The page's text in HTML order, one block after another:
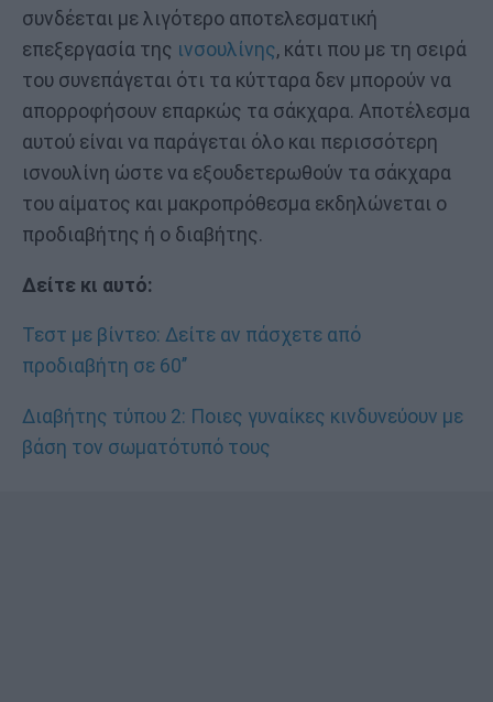
συνδέεται με λιγότερο αποτελεσματική
επεξεργασία της ινσουλίνης, κάτι που με τη σειρά
του συνεπάγεται ότι τα κύτταρα δεν μπορούν να
απορροφήσουν επαρκώς τα σάκχαρα. Αποτέλεσμα
αυτού είναι να παράγεται όλο και περισσότερη
ισνουλίνη ώστε να εξουδετερωθούν τα σάκχαρα
του αίματος και μακροπρόθεσμα εκδηλώνεται ο
προδιαβήτης ή ο διαβήτης.
Δείτε κι αυτό:
Τεστ με βίντεο: Δείτε αν πάσχετε από
προδιαβήτη σε 60’’
Διαβήτης τύπου 2: Ποιες γυναίκες κινδυνεύουν με
βάση τον σωματότυπό τους